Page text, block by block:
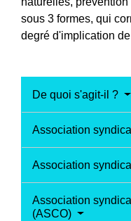
sous 3 formes, qui
degré d'implication
De quoi s'agit-il ?
Association
Association
Association
(ASCO)